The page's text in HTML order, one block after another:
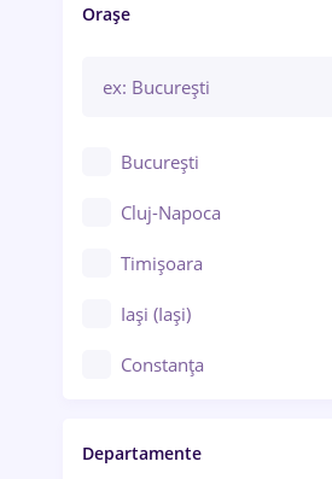
Orașe
București
Cluj-Napoca
Timișoara
Iași (Iași)
Constanța
Brașov
Departamente